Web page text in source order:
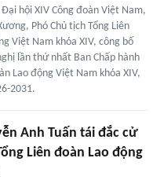
hội XIV Công đoàn Việt Nam,
Phó Chủ tịch Tổng Liên
Việt Nam khóa XIV, công bố
lần thứ nhất Ban Chấp hành
Lao động Việt Nam khóa XIV,
2031.
Anh Tuấn tái đắc cử
Liên đoàn Lao động